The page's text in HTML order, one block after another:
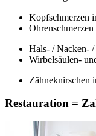
Kopfschmerzen
Hals- / Nacken- /
Wirbelsäulen-
Zähneknirschen
Restauration =